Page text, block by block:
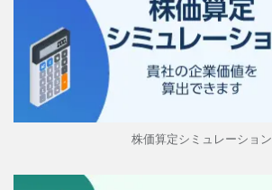
株価算定シミュレーション